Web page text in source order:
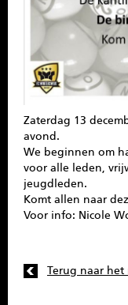
CONTACT
Zaterdag 13
avond.
We beginnen om
voor alle leden,
jeugdleden.
Komt allen naar
Voor info: Nicole
Terug naar